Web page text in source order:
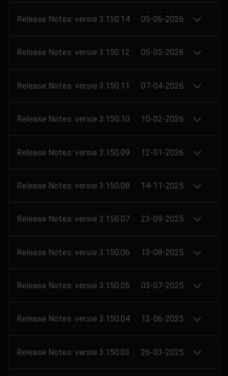
Release Notes: versie 3.150.14 05-06-2026
Release Notes: versie 3.150.12 05-05-2026
Release Notes: versie 3.150.11 07-04-2026
Release Notes: versie 3.150.10 10-02-2026
Release Notes: versie 3.150.09 12-01-2026
Release Notes: versie 3.150.08 14-11-2025
Release Notes: versie 3.150.07 23-09-2025
Release Notes: versie 3.150.06 13-08-2025
Release Notes: versie 3.150.05 03-07-2025
Release Notes: versie 3.150.04 12-06-2025
Release Notes: versie 3.150.03 26-03-2025